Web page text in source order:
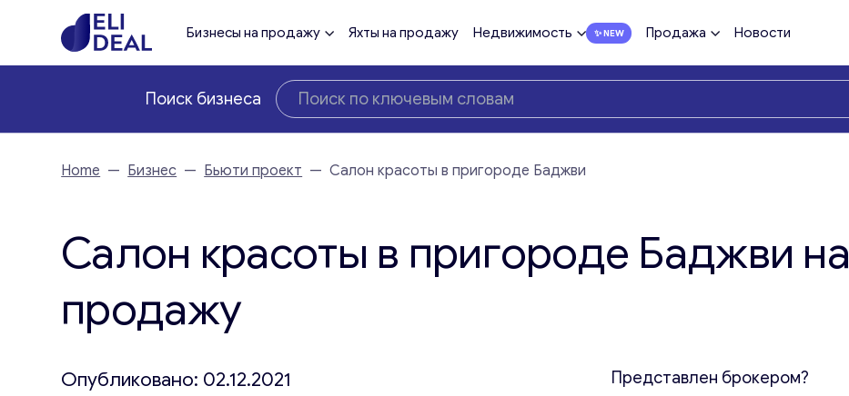
Бизнесы на продажу Яхты на продажу Недвижимость Продажа Новости
Поиск бизнеса
Home — Бизнес — Бьюти проект — Салон красоты в пригороде Баджви
Салон красоты в пригороде Баджви на
продажу
Опубликовано: 02.12.2021
Представлен брокером?